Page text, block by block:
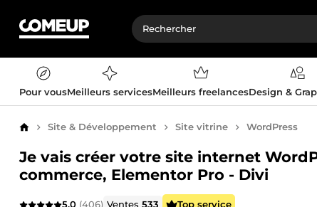
Pour vousMeilleurs servicesMeilleurs freelancesDesign &
AccueilSite & Développement Site vitrine WordPress
Je vais créer votre site internet
commerce, Elementor Pro - Divi
5,0 (406) Ventes533 Top service